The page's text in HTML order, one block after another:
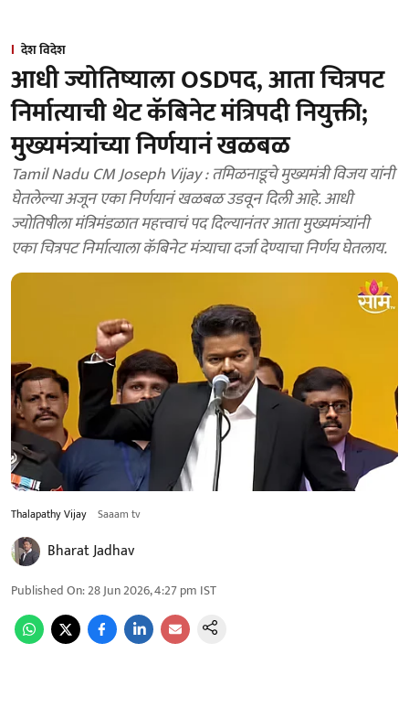
देश विदेश
आधी ज्योतिष्याला OSDपद, आता चित्रपट
निर्मात्याची थेट कॅबिनेट मंत्रिपदी नियुक्ती;
मुख्यमंत्र्यांच्या निर्णयानं खळबळ
Tamil Nadu CM Joseph Vijay : तमिळनाडूचे मुख्यमंत्री विजय यांनी
घेतलेल्या अजून एका निर्णयानं खळबळ उडवून दिली आहे. आधी
ज्योतिषीला मंत्रिमंडळात महत्त्वाचं पद दिल्यानंतर आता मुख्यमंत्र्यांनी
एका चित्रपट निर्मात्याला कॅबिनेट मंत्र्याचा दर्जा देण्याचा निर्णय घेतलाय.
Thalapathy Vijay Saaam tv
Bharat Jadhav
Published On:28 Jun 2026, 4:27 pm IST